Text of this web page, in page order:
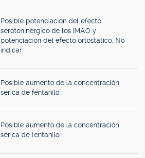
Posible potenciación del efecto
serotoninérgico de los IMAO y
potenciación del efecto ortostático. No
indicar.
Posible aumento de la concentración
sérica de fentanilo.
Posible aumento de la concentración
sérica de fentanilo.